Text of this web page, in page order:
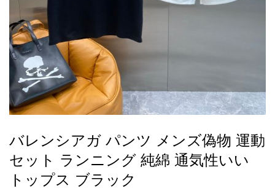
最
製
品
す
す
め
バレンシアガ パンツ メンズ偽物 運動
セット ランニング 純綿 通気性いい
トップス ブラック